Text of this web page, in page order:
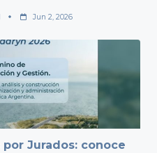
Jun 2, 2026
Jurados: conoce